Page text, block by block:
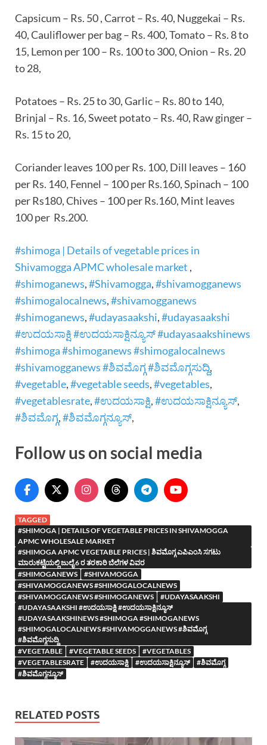
Capsicum – Rs. 50 , Carrot – Rs. 40, Nuggekai – Rs.
40, Cauliflower per bag – Rs. 400, Tomato – Rs. 8 to
15, Lemon per 100 – Rs. 100 to 300, Onion – Rs. 20
to 28,
Potatoes – Rs. 25 to 30, Garlic – Rs. 80 to 140,
Brinjal – Rs. 16, Sweet potato – Rs. 40, Raw ginger –
Rs. 15 to 20,
Coriander leaves 100 per Rs. 100, Dill leaves – 160
per Rs. 140, Fennel – 100 per Rs.160, Spinach – 100
per Rs180, Chives – 100 per Rs.160, Mint leaves
100 per Rs.200.
#shimoga | Details of vegetable prices in
Shivamogga APMC wholesale market ,
#shimoganews,#Shivamogga,#shivamogganews
#shimogalocalnews,#shivamogganews
#shimoganews,#udayasaakshi,#udayasaakshi
#ಉದಯಸಾಕ್ಷಿ #ಉದಯಸಾಕ್ಷಿನ್ಯೂಸ್ #udayasaakshinews
#shimoga #shimoganews #shimogalocalnews
#shivamogganews #ಶಿವಮೊಗ್ಗ #ಶಿವಮೊಗ್ಗಸುದ್ದಿ,
#vegetable,#vegetable seeds,#vegetables,
#vegetablesrate,#ಉದಯಸಾಕ್ಷಿ,#ಉದಯಸಾಕ್ಷಿನ್ಯೂಸ್,
#ಶಿವಮೊಗ್ಗ,#ಶಿವಮೊಗ್ಗನ್ಯೂಸ್,
Follow us on social media
TAGGED
#SHIMOGA | DETAILS OF VEGETABLE PRICES IN SHIVAMOGGA
APMC WHOLESALE MARKET
#SHIMOGA APMC VEGETABLE PRICES | ಶಿವಮೊಗ್ಗ ಎಪಿಎಂಸಿ ಸಗಟು
ಮಾರುಕಟ್ಟೆಯಲ್ಲಿ ಜುಲೈ 6 ರ ತರಕಾರಿ ಬೆಲೆಗಳ ವಿವರ
#SHIMOGANEWS
#SHIVAMOGGA
#SHIVAMOGGANEWS #SHIMOGALOCALNEWS
#SHIVAMOGGANEWS #SHIMOGANEWS
#UDAYASAAKSHI
#UDAYASAAKSHI #ಉದಯಸಾಕ್ಷಿ #ಉದಯಸಾಕ್ಷಿನ್ಯೂಸ್
#UDAYASAAKSHINEWS #SHIMOGA #SHIMOGANEWS
#SHIMOGALOCALNEWS #SHIVAMOGGANEWS #ಶಿವಮೊಗ್ಗ
#ಶಿವಮೊಗ್ಗಸುದ್ದಿ
#VEGETABLE
#VEGETABLE SEEDS
#VEGETABLES
#VEGETABLESRATE
#ಉದಯಸಾಕ್ಷಿ #ಉದಯಸಾಕ್ಷಿನ್ಯೂಸ್
#ಶಿವಮೊಗ್ಗ
#ಶಿವಮೊಗ್ಗನ್ಯೂಸ್
RELATED POSTS